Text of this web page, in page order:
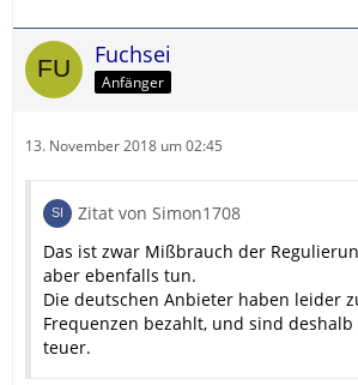
Fuchsei
Anfänger
13. November 2018 um 02:45
Zitat von Simon1708
Das ist zwar Mißbrauch der
aber ebenfalls tun.
Die deutschen Anbieter haben leider
Frequenzen bezahlt, und sind
teuer.